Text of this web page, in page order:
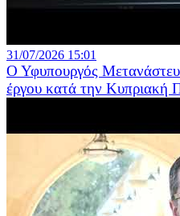
31/07/2026 15:01
Ο Υφυπουργός
έργου κατά την Κυπριακή